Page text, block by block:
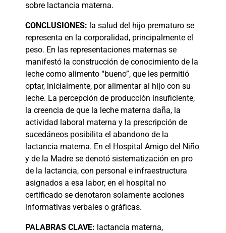
sobre lactancia materna.
CONCLUSIONES: la salud del hijo prematuro se
representa en la corporalidad, principalmente el
peso. En las representaciones maternas se
manifestó la construcción de conocimiento de la
leche como alimento “bueno”, que les permitió
optar, inicialmente, por alimentar al hijo con su
leche. La percepción de producción insuficiente,
la creencia de que la leche materna daña, la
actividad laboral materna y la prescripción de
sucedáneos posibilita el abandono de la
lactancia materna. En el Hospital Amigo del Niño
y de la Madre se denotó sistematización en pro
de la lactancia, con personal e infraestructura
asignados a esa labor; en el hospital no
certificado se denotaron solamente acciones
informativas verbales o gráficas.
PALABRAS CLAVE: lactancia materna,